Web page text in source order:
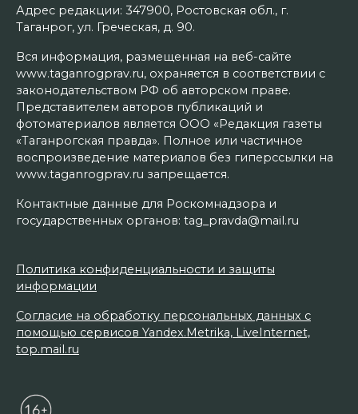
Адрес редакции: 347900, Ростовская обл., г.
Таганрог, ул. Греческая, д. 90.
Вся информация, размещенная на веб-сайте
www.taganrogprav.ru, охраняется в соответствии с
законодательством РФ об авторском праве.
Представителем авторов публикаций и
фотоматериалов является ООО «Редакция газеты
«Таганрогская правда». Полное или частичное
воспроизведение материалов без гиперссылки на
www.taganrogprav.ru запрещается.
Контактные данные для Роскомнадзора и
государственных органов: tag_pravda@mail.ru
Политика конфиденциальности и защиты
информации
Согласие на обработку персональных данных с
помощью сервисов Yandex.Metrika, LiveInternet,
top.mail.ru